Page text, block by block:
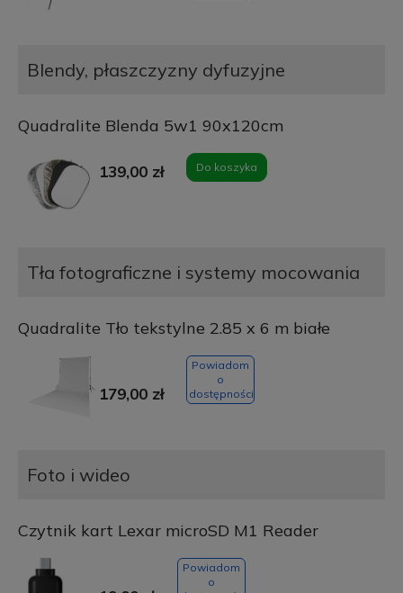
Blendy, płaszczyzny dyfuzyjne
Quadralite Blenda 5w1 90x120cm
139,00 zł Do koszyka
Tła fotograficzne i systemy mocowania
Quadralite Tło tekstylne 2.85 x 6 m białe
179,00 zł
Powiadom
o
dostępności
Foto i wideo
Czytnik kart Lexar microSD M1 Reader
Powiadom
o